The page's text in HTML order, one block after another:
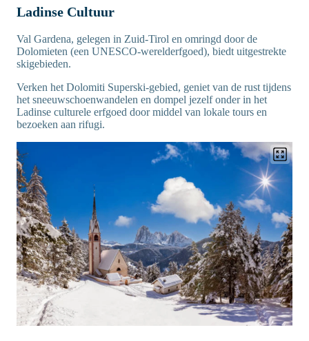
Ladinse Cultuur
Val Gardena, gelegen in Zuid-Tirol en omringd door de
Dolomieten (een UNESCO-werelderfgoed), biedt uitgestrekte
skigebieden.
Verken het Dolomiti Superski-gebied, geniet van de rust tijdens
het sneeuwschoenwandelen en dompel jezelf onder in het
Ladinse culturele erfgoed door middel van lokale tours en
bezoeken aan rifugi.